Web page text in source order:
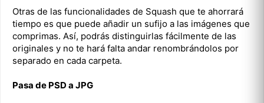
Otras de las funcionalidades de Squash que te ahorrará
tiempo es que puede añadir un sufijo a las imágenes que
comprimas. Así, podrás distinguirlas fácilmente de las
originales y no te hará falta andar renombrándolos por
separado en cada carpeta.
Pasa de PSD a JPG